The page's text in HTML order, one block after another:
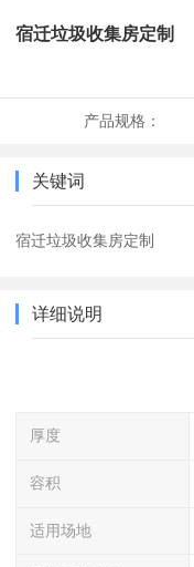
宿迁垃圾收集房定制
产品规格：
关键词
宿迁垃圾收集房定制
详细说明
厚度
容积
适用场地